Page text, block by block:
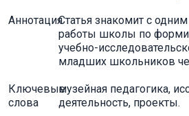
АннотацияСтатья знакомит с
работы школы по
учебно-
младших школьников
Ключевые
слова
музейная педагогика,
деятельность, проекты.